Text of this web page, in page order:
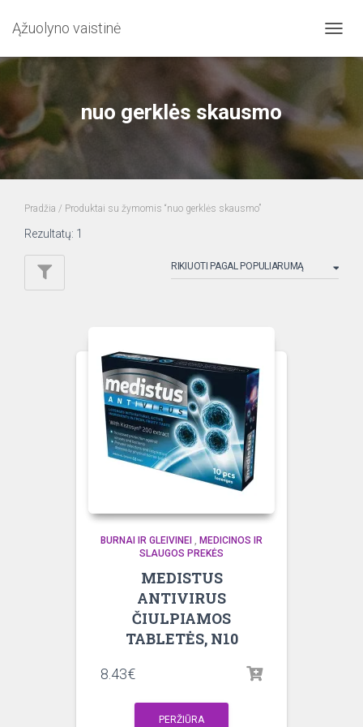
Ąžuolyno vaistinė
nuo gerklės skausmo
Pradžia / Produktai su žymomis “nuo gerklės skausmo”
Rezultatų: 1
BURNAI IR GLEIVINEI , MEDICINOS IR
SLAUGOS PREKĖS
MEDISTUS
ANTIVIRUS
ČIULPIAMOS
TABLETĖS, N10
8.43€
PERŽIŪRA